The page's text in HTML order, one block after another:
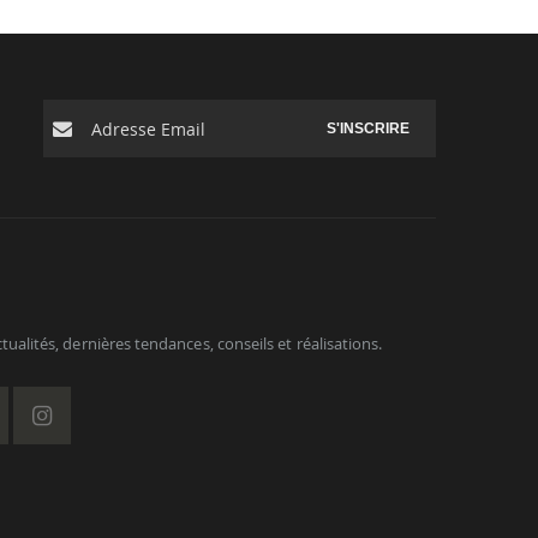
S'INSCRIRE
dernières tendances, conseils et réalisations.